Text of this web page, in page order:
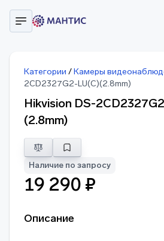
Категории /Камеры
2CD2327G2-LU(C)(2.8mm)
Hikvision DS-
(2.8mm)
Наличие по запросу
19 290 ₽
Описание